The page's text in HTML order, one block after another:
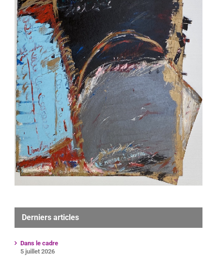
Derniers articles
Dans le cadre
5 juillet 2026